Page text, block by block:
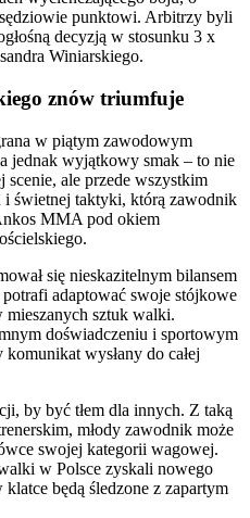
punktowi. Arbitrzy byli
decyzją w stosunku 3 x
Winiarskiego.
znów triumfuje
w piątym zawodowym
jednak wyjątkowy smak – to nie
ale przede wszystkim
i świetnej taktyki, którą zawodnik
MMA pod okiem
się nieskazitelnym bilansem
adaptować swoje stójkowe
sztuk walki.
doświadczeniu i sportowym
wysłany do całej
by być tłem dla innych. Z taką
młody zawodnik może
swojej kategorii wagowej.
w Polsce zyskali nowego
będą śledzone z zapartym